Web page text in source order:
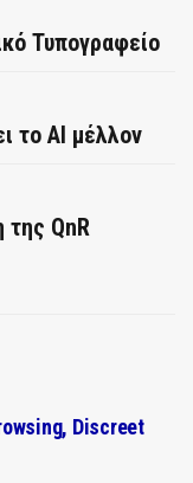
Τυπογραφείο
το AI μέλλον
QnR
Discreet